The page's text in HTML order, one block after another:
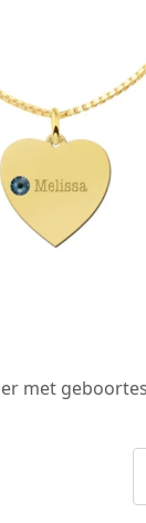
met